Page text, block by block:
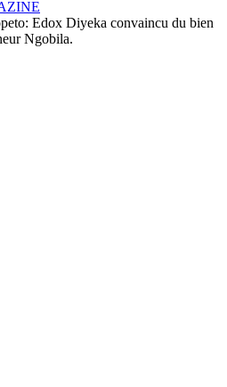
Edox Diyeka convaincu du bien
Ngobila.